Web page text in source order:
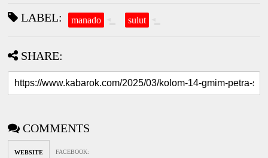
LABEL: manado sulut
SHARE:
COMMENTS
WEBSITE FACEBOOK: